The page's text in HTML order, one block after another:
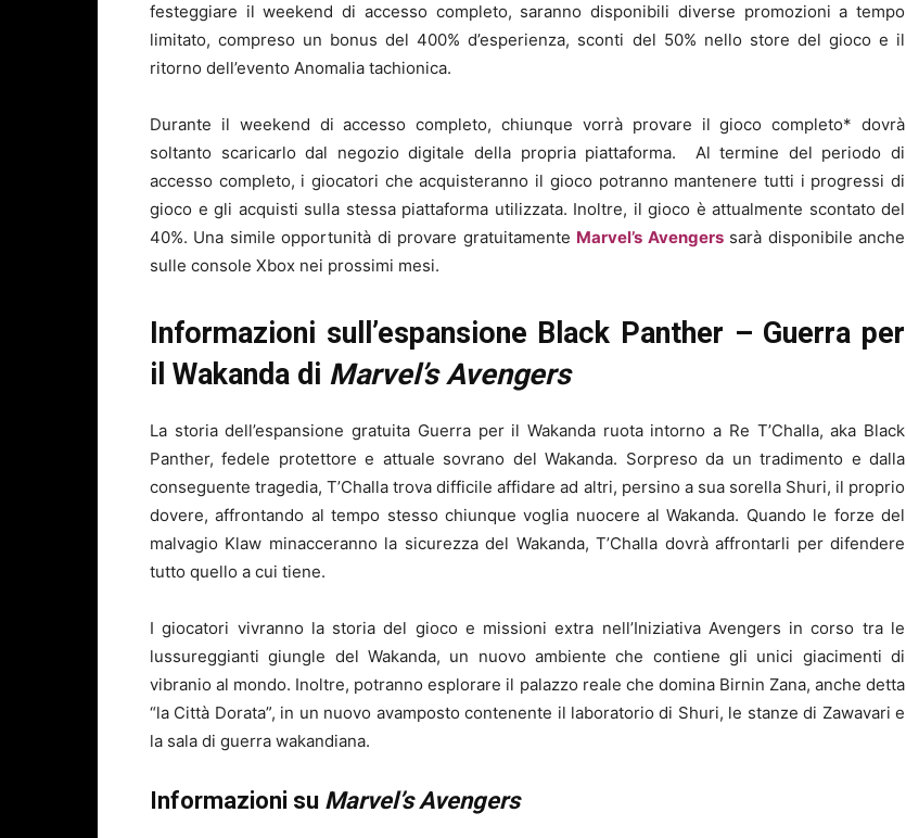
festeggiare il weekend di accesso completo, saranno disponibili diverse promozioni a tempo
limitato, compreso un bonus del 400% d’esperienza, sconti del 50% nello store del gioco e il
ritorno dell’evento Anomalia tachionica.
Durante il weekend di accesso completo, chiunque vorrà provare il gioco completo* dovrà
soltanto scaricarlo dal negozio digitale della propria piattaforma. Al termine del periodo di
accesso completo, i giocatori che acquisteranno il gioco potranno mantenere tutti i progressi di
gioco e gli acquisti sulla stessa piattaforma utilizzata. Inoltre, il gioco è attualmente scontato del
40%. Una simile opportunità di provare gratuitamente Marvel’s Avengerssarà disponibile anche
sulle console Xbox nei prossimi mesi.
Informazioni sull’espansione Black Panther – Guerra per
il Wakanda di Marvel’s Avengers
La storia dell’espansione gratuita Guerra per il Wakanda ruota intorno a Re T’Challa, aka Black
Panther, fedele protettore e attuale sovrano del Wakanda. Sorpreso da un tradimento e dalla
conseguente tragedia, T’Challa trova difficile affidare ad altri, persino a sua sorella Shuri, il proprio
dovere, affrontando al tempo stesso chiunque voglia nuocere al Wakanda. Quando le forze del
malvagio Klaw minacceranno la sicurezza del Wakanda, T’Challa dovrà affrontarli per difendere
tutto quello a cui tiene.
I giocatori vivranno la storia del gioco e missioni extra nell’Iniziativa Avengers in corso tra le
lussureggianti giungle del Wakanda, un nuovo ambiente che contiene gli unici giacimenti di
vibranio al mondo. Inoltre, potranno esplorare il palazzo reale che domina Birnin Zana, anche detta
“la Città Dorata”, in un nuovo avamposto contenente il laboratorio di Shuri, le stanze di Zawavari e
la sala di guerra wakandiana.
Informazioni su Marvel’s Avengers